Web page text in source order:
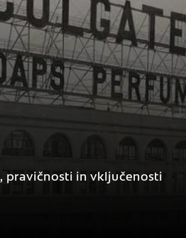
pravičnosti in vključenosti